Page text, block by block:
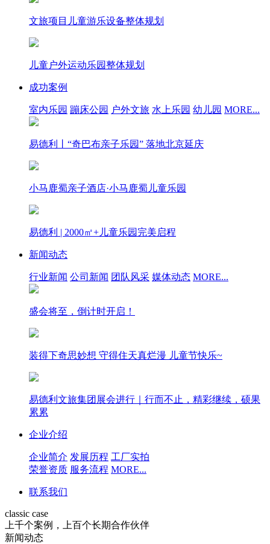
文旅项目儿童游乐设备整体规划
儿童户外运动乐园整体规划
成功案例
室内乐园 蹦床公园 户外文旅 水上乐园 幼儿园 MORE...
易德利丨“奇巴布亲子乐园” 落地北京延庆
小马鹿蜀亲子酒店·小马鹿蜀儿童乐园
易德利 | 2000㎡+儿童乐园完美启程
新闻动态
行业新闻 公司新闻 团队风采 媒体动态 MORE...
盛会将至，倒计时开启！
装得下奇思妙想 守得住天真烂漫 儿童节快乐~
易德利文旅集团展会进行｜行而不止，精彩继续，硕果
累累
企业介绍
企业简介 发展历程 工厂实拍
荣誉资质 服务流程 MORE...
联系我们
classic case
上千个案例，上百个长期合作伙伴
新闻动态